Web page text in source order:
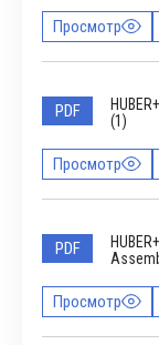
Просмотр
PDF
(1)
Просмотр
PDF
Просмотр